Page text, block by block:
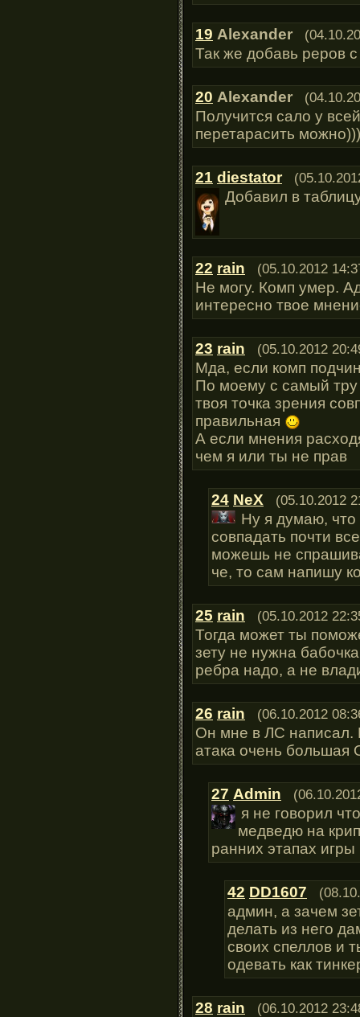
19 Alexander
Так же добавь реров
20 Alexander
Получится сало у
перетарасить можно)))
21 diestator
Добавил в
22 rain (05.10.2012
Не могу. Комп умер.
интересно твое
23 rain (05.10.2012
Мда, если комп
По моему с самый
твоя точка зрения
правильная
А если мнения
чем я или ты не прав
24 NeX (05.10.2012
Ну я думаю, что
совпадать почти
можешь не
че, то сам напишу
25 rain (05.10.2012
Тогда может ты
зету не нужна
ребра надо, а не
26 rain (06.10.2012
Он мне в ЛС написал.
атака очень большая
27 Admin
я не говорил
медведю на
ранних этапах игры
42 DD1607
админ, а зачем
делать из него
своих спеллов и
одевать как
28 rain (06.10.2012